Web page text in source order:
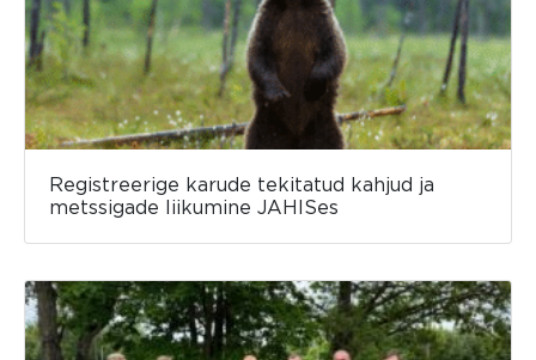
Registreerige karude tekitatud kahjud ja
metssigade liikumine JAHISes